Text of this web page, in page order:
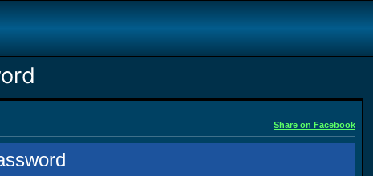
Share on Facebook